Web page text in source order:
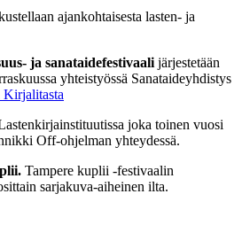
ajankohtaisesta lasten- ja
ja sanataidefestivaali järjestetään
yhteistyössä Sanataideyhdistys
Kirjalitasta
joka toinen vuosi
Off-ohjelman yhteydessä.
Tampere kuplii -festivaalin
sarjakuva-aiheinen ilta.